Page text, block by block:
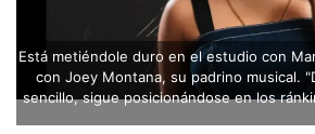
Está metiéndole duro en el estudio con
con Joey Montana, su padrino musical.
sencillo, sigue posicionándose en los